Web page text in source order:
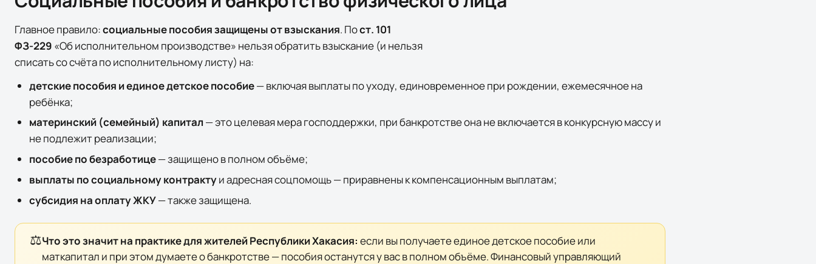
Главное правило:социальные пособия защищены от взыскания. Пост. 101
ФЗ-229 «Об исполнительном производстве» нельзя обратить взыскание (и нельзя
списать со счёта по исполнительному листу) на:
детские пособия и единое детское пособие— включая выплаты по уходу, единовременное при рождении, ежемесячное на
ребёнка;
материнский (семейный) капитал — это целевая мера господдержки, при банкротстве онаневключается в конкурсную массу и
не подлежит реализации;
пособие по безработице— защищено в полном объёме;
выплаты по социальному контрактуи адресная соцпомощь — приравнены к компенсационным выплатам;
субсидия на оплату ЖКУ— также защищена.
⚖️Что это значит на практике для жителейРеспублики Хакасия: если вы получаете единое детское пособие или
маткапитал и при этом думаете о банкротстве — пособия останутся у вас в полном объёме. Финансовый управляющий